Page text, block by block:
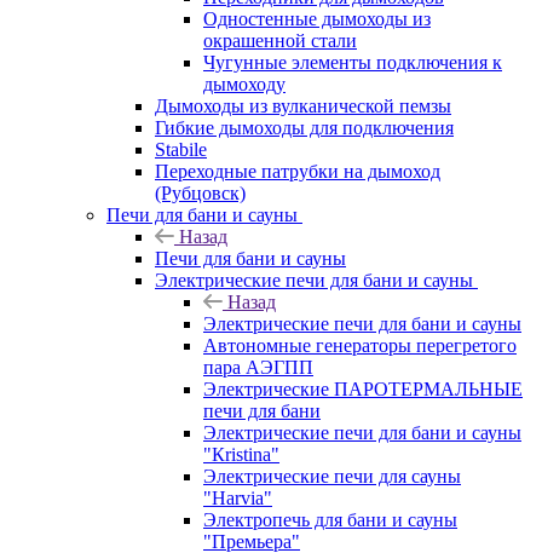
Одностенные дымоходы из
окрашенной стали
Чугунные элементы подключения к
дымоходу
Дымоходы из вулканической пемзы
Гибкие дымоходы для подключения
Stabile
Переходные патрубки на дымоход
(Рубцовск)
Печи для бани и сауны
Назад
Печи для бани и сауны
Электрические печи для бани и сауны
Назад
Электрические печи для бани и сауны
Автономные генераторы перегретого
пара АЭГПП
Электрические ПАРОТЕРМАЛЬНЫЕ
печи для бани
Электрические печи для бани и сауны
"Кristina"
Электрические печи для сауны
"Harvia"
Электропечь для бани и сауны
"Премьера"